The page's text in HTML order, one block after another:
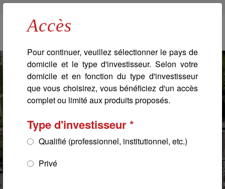
Accès
Pour continuer, veuillez sélectionner le pays de
domicile et le type d'investisseur. Selon votre
domicile et en fonction du type d'investisseur
que vous choisirez, vous bénéficiez d'un accès
complet ou limité aux produits proposés.
Type d'investisseur
Qualifié (professionnel, institutionnel, etc.)
Privé